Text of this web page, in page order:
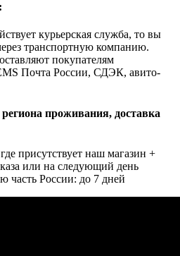
курьерская служба, то вы
транспортную компанию.
покупателям
Почта России, СДЭК, авито-
проживания, доставка
присутствует наш магазин +
или на следующий день
часть России: до 7 дней